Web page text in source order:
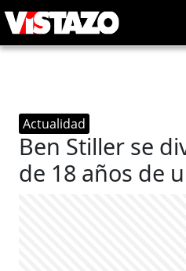
Actualidad
Ben Stiller se
de 18 años de